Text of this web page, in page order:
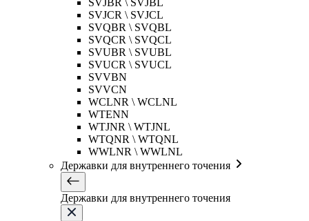
SVJBR \ SVJBL
SVJCR \ SVJCL
SVQBR \ SVQBL
SVQCR \ SVQCL
SVUBR \ SVUBL
SVUCR \ SVUCL
SVVBN
SVVCN
WCLNR \ WCLNL
WTENN
WTJNR \ WTJNL
WTQNR \ WTQNL
WWLNR \ WWLNL
Державки для внутреннего точения
Державки для внутреннего точения